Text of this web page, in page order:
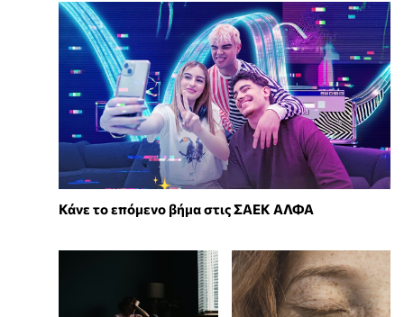
Κάνε το επόμενο βήμα στις ΣΑΕΚ ΑΛΦΑ